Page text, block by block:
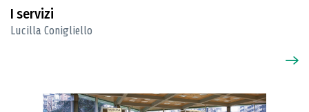
I servizi
Lucilla Conigliello